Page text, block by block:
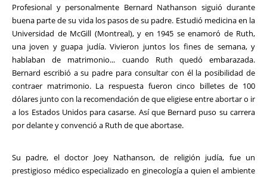
Profesional y personalmente Bernard Nathanson siguió durante
buena parte de su vida los pasos de su padre. Estudió medicina en la
Universidad de McGill (Montreal), y en 1945 se enamoró de Ruth,
una joven y guapa judía. Vivieron juntos los fines de semana, y
hablaban de matrimonio... cuando Ruth quedó embarazada.
Bernard escribió a su padre para consultar con él la posibilidad de
contraer matrimonio. La respuesta fueron cinco billetes de 100
dólares junto con la recomendación de que eligiese entre abortar o ir
a los Estados Unidos para casarse. Así que Bernard puso su carrera
por delante y convenció a Ruth de que abortase.
Su padre, el doctor Joey Nathanson, de religión judía, fue un
prestigioso médico especializado en ginecología a quien el ambiente